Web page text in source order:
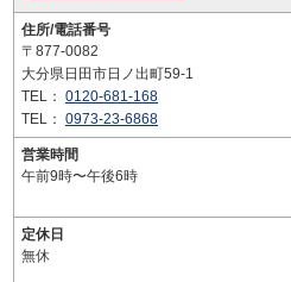
住所/電話番号
〒877-0082
大分県日田市日ノ出町59-1
TEL： 0120-681-168
TEL： 0973-23-6868
営業時間
午前9時〜午後6時
定休日
無休